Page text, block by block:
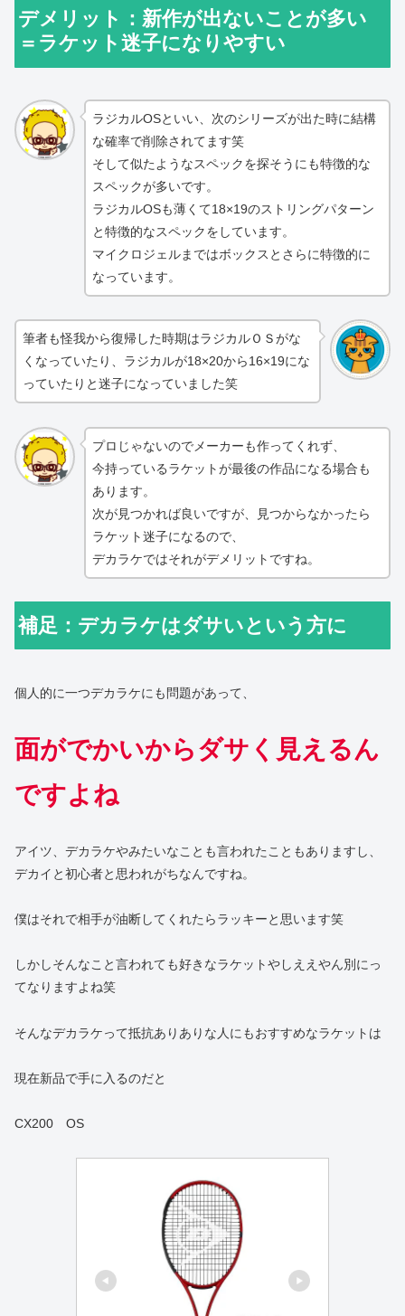
デメリット：新作が出ないことが多い
＝ラケット迷子になりやすい
ラジカルOSといい、次のシリーズが出た時に結構
な確率で削除されてます笑
そして似たようなスペックを探そうにも特徴的な
スペックが多いです。
ラジカルOSも薄くて18×19のストリングパターン
と特徴的なスペックをしています。
マイクロジェルまではボックスとさらに特徴的に
なっています。
筆者も怪我から復帰した時期はラジカルＯＳがな
くなっていたり、ラジカルが18×20から16×19にな
っていたりと迷子になっていました笑
プロじゃないのでメーカーも作ってくれず、
今持っているラケットが最後の作品になる場合も
あります。
次が見つかれば良いですが、見つからなかったら
ラケット迷子になるので、
デカラケではそれがデメリットですね。
補足：デカラケはダサいという方に
個人的に一つデカラケにも問題があって、
面がでかいからダサく見えるん
ですよね
アイツ、デカラケやみたいなことも言われたこともありますし、
デカイと初心者と思われがちなんですね。
僕はそれで相手が油断してくれたらラッキーと思います笑
しかしそんなこと言われても好きなラケットやしええやん別にっ
てなりますよね笑
そんなデカラケって抵抗ありありな人にもおすすめなラケットは
現在新品で手に入るのだと
CX200 OS